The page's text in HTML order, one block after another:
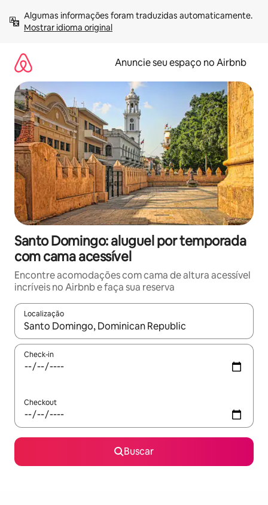
para
Mostrar idioma original
Anuncie seu espaço no Airbnb
Santo Domingo: aluguel por temporada
com cama acessível
Encontre acomodações com cama de altura acessível
incríveis no Airbnb e faça sua reserva
Localização
Quando os resultados estiverem disponíveis, explore-os
Check-in
Checkout
Buscar